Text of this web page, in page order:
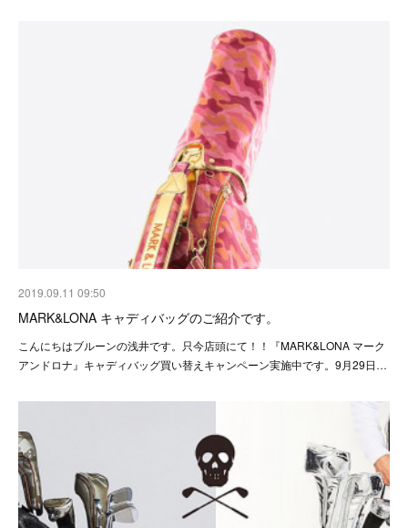
2019.09.11 09:50
MARK&LONA キャディバッグのご紹介です。
こんにちはブルーンの浅井です。只今店頭にて！！『MARK&LONA マーク
アンドロナ』キャディバッグ買い替えキャンペーン実施中です。9月29日…